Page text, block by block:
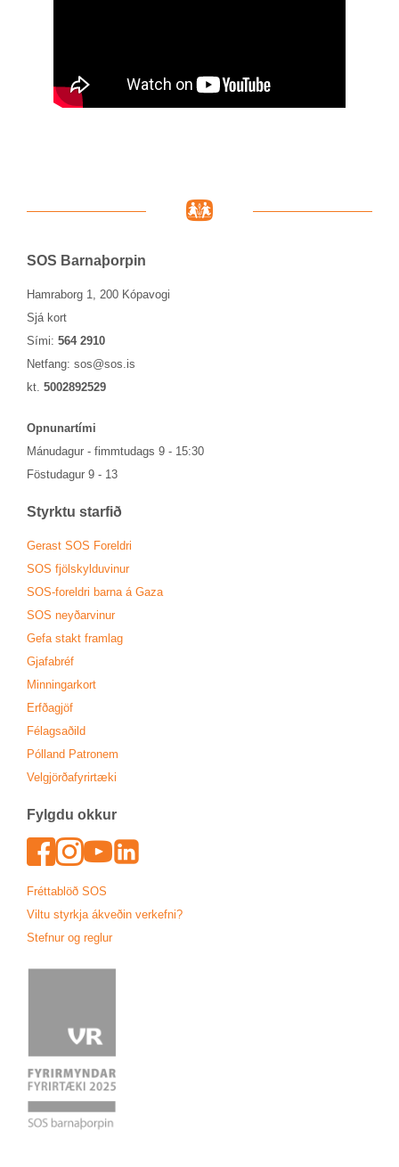
SOS Barna­þorp­in
Hamraborg 1, 200 Kópavogi
Sjá kort
Sími: 564 2910
Netfang: sos@sos.is
kt. 5002892529
Opn­un­ar­tími
Mánu­dag­ur - fimmtu­dags 9 - 15:30
Föstu­dag­ur 9 - 13
Styrktu starf­ið
Ger­ast SOS For­eldri
SOS fjöl­skyldu­vin­ur
SOS-for­eldri barna á Gaza
SOS neyð­ar­vin­ur
Gefa stakt fram­lag
Gjafa­bréf
Minn­ing­ar­kort
Erfða­gjöf
Fé­lags­að­ild
Pól­land Patronem
Vel­gjörða­fyr­ir­tæki
Fylgdu okk­ur
Face­book
In­sta­gram
Youtu­be
Lin­ked­In
Frétta­blöð SOS
Viltu styrkja ákveð­in verk­efni?
Stefn­ur og regl­ur